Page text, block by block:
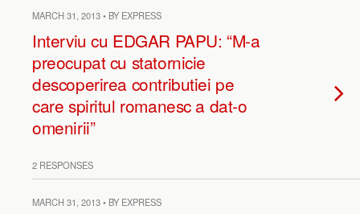
MARCH 31, 2013 • BY EXPRESS
Interviu cu EDGAR PAPU: “M-a
preocupat cu statornicie
descoperirea contributiei pe
care spiritul romanesc a dat-o
omenirii”
2 RESPONSES
MARCH 31, 2013 • BY EXPRESS